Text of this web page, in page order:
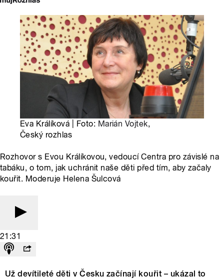
Eva Králíková | Foto: Marián Vojtek,
Český rozhlas
Rozhovor s Evou Králíkovou, vedoucí Centra pro závislé na
tabáku, o tom, jak uchránit naše děti před tím, aby začaly
kouřit. Moderuje Helena Šulcová
21:31
Už devítileté děti v Česku začínají kouřit – ukázal to